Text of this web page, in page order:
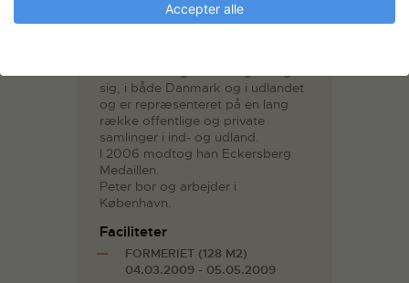
værker balancerer ofte på
grænsen mellem et enkelt, klart
sig, i både Danmark og i udlandet
og er repræsenteret på en lang
række offentlige og private
samlinger i ind- og udland.
I 2006 modtog han Eckersberg
Medaillen.
Peter bor og arbejder i
København.
Faciliteter
FORMERIET (128 M2)
04.03.2009 - 05.05.2009
Accepter alle